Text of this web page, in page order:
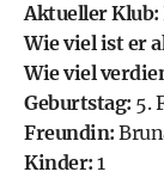
Aktueller Klub:
Wie viel ist er
Wie viel
Geburtstag: 5.
Freundin:
Kinder: 1